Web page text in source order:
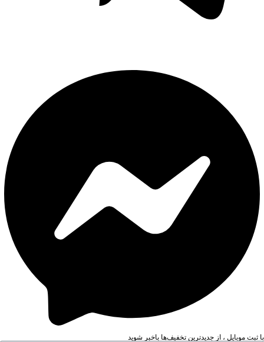
با ثبت موبایل ، از جدید‌ترین تخفیف‌ها با‌خبر شوید